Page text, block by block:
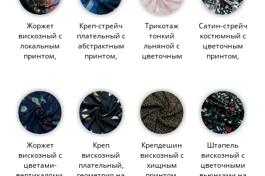
Жоржет
вискозный с
локальным
принтом,
(012683)
Креп-стрейч
плательный с
абстрактным
принтом,
Трикотаж
тонкий
льняной с
цветочным
(014497)
Сатин-стрейч
костюмный с
цветочным
принтом,
Жоржет
вискозный с
цветами-
Креп
вискозный
плательный,
Крепдешин
вискозный с
хищным
Штапель
вискозный с
цветочными